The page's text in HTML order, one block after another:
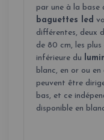
par une à la base
baguettes led
différentes, deux
de 80 cm, les
inférieure du
blanc, en or ou
peuvent être
bas, et ce
disponible en